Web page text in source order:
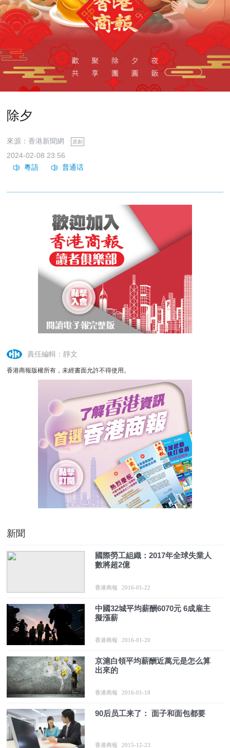
除夕
來源：香港新聞網 原創
2024-02-08 23:56
責任編輯：靜文
香港商報版權所有，未經書面允許不得使用。
新聞
國際勞工組織：2017年全球失業人
數將超2億
香港商報 2016-01-22
中國32城平均薪酬6070元 6成雇主
擬漲薪
香港商報 2016-01-20
京滬白領平均薪酬近萬元是怎么算
出來的
香港商報 2016-01-18
90后员工来了： 面子和面包都要
香港商報 2015-12-23